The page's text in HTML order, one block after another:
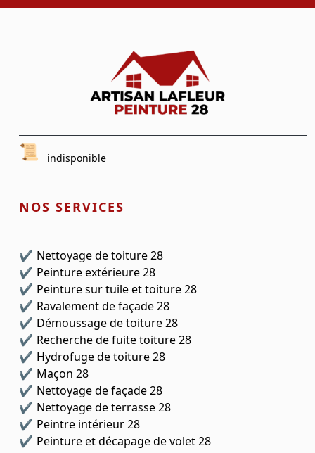
indisponible
NOS SERVICES
Nettoyage de toiture 28
Peinture extérieure 28
Peinture sur tuile et toiture 28
Ravalement de façade 28
Démoussage de toiture 28
Recherche de fuite toiture 28
Hydrofuge de toiture 28
Maçon 28
Nettoyage de façade 28
Nettoyage de terrasse 28
Peintre intérieur 28
Peinture et décapage de volet 28